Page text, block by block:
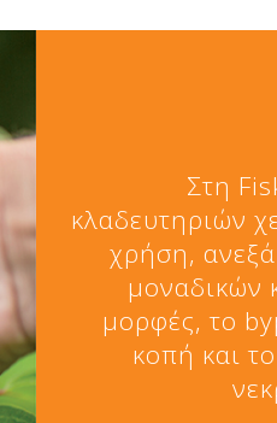
Στη
κλαδευτηριών
χρήση,
μοναδικών
μορφές, το
κοπή και